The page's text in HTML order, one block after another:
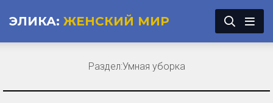
ЭЛИКА: ЖЕНСКИЙ МИР
Раздел:Умная уборка